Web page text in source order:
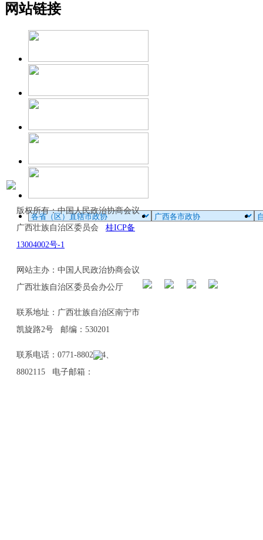
网站链接
版权所有：中国人民政治协商会议
广西壮族自治区委员会 桂ICP备
13004002号-1
网站主办：中国人民政治协商会议
广西壮族自治区委员会办公厅
联系地址：广西壮族自治区南宁市
凯旋路2号 邮编：530201
联系电话：0771-8802114、
8802115 电子邮箱：